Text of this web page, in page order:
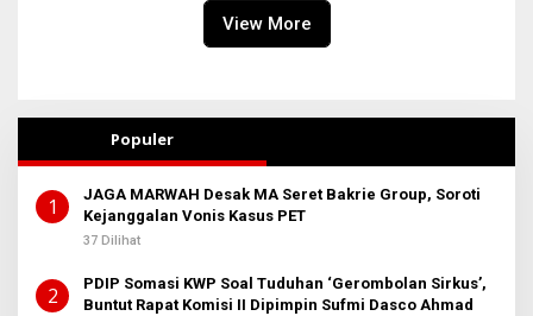
View More
Populer
1
JAGA MARWAH Desak MA Seret Bakrie Group, Soroti
Kejanggalan Vonis Kasus PET
37 Dilihat
2
PDIP Somasi KWP Soal Tuduhan ‘Gerombolan Sirkus’,
Buntut Rapat Komisi II Dipimpin Sufmi Dasco Ahmad